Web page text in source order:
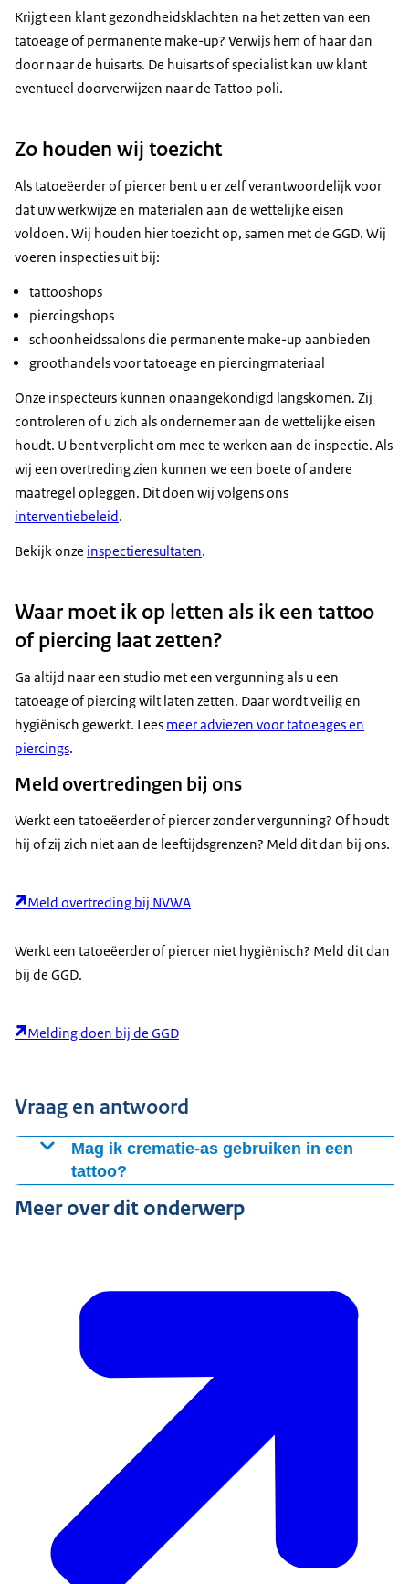
Krijgt een klant gezondheidsklachten na het zetten van een
tatoeage of permanente make-up? Verwijs hem of haar dan
door naar de huisarts. De huisarts of specialist kan uw klant
eventueel doorverwijzen naar de Tattoo poli.
Zo houden wij toezicht
Als tatoeëerder of piercer bent u er zelf verantwoordelijk voor
dat uw werkwijze en materialen aan de wettelijke eisen
voldoen. Wij houden hier toezicht op, samen met de GGD. Wij
voeren inspecties uit bij:
tattooshops
piercingshops
schoonheidssalons die permanente make-up aanbieden
groothandels voor tatoeage en piercingmateriaal
Onze inspecteurs kunnen onaangekondigd langskomen. Zij
controleren of u zich als ondernemer aan de wettelijke eisen
houdt. U bent verplicht om mee te werken aan de inspectie. Als
wij een overtreding zien kunnen we een boete of andere
maatregel opleggen. Dit doen wij volgens ons
interventiebeleid.
Bekijk onze inspectieresultaten.
Waar moet ik op letten als ik een tattoo
of piercing laat zetten?
Ga altijd naar een studio met een vergunning als u een
tatoeage of piercing wilt laten zetten. Daar wordt veilig en
hygiënisch gewerkt. Lees meer adviezen voor tatoeages en
piercings.
Meld overtredingen bij ons
Werkt een tatoeëerder of piercer zonder vergunning? Of houdt
hij of zij zich niet aan de leeftijdsgrenzen? Meld dit dan bij ons.
Meld overtreding bij NVWA
Werkt een tatoeëerder of piercer niet hygiënisch? Meld dit dan
bij de GGD.
Melding doen bij de GGD
Vraag en antwoord
Mag ik crematie-as gebruiken in een
tattoo?
Dit raden wij sterk af. Het gebruik van crematie-as is
waarschijnlijk niet veilig. As van een overledene is niet
Ook is niet bekend wat de gevolgen op langere termijn
zijn van een tatoeage met crematie-as.
U mag alleen een tatoeage met crematie-as zetten als
deze voldoet aan de eisen voor veiligheid en
gezondheid uit de Warenwet. In de praktijk is dit
eigenlijk niet mogelijk. Veel tatoeëerders beginnen er
daarom ook niet aan. Als tatoeëerder blijft u
uiteindelijk toch verantwoordelijk voor de gezette
tatoeage.
Wij baseren ons advies op een
onderzoek van Bureau
Risicobeoordeling & onderzoeksprogrammering
(BuRO) naar crematie-as in tatoeages.
Meer over dit onderwerp